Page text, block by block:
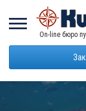
On-line бюро